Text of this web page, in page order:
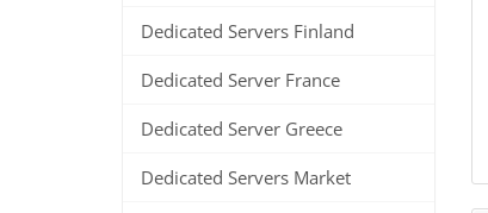
Dedicated Servers Finland
Dedicated Server France
Dedicated Server Greece
Dedicated Servers Market